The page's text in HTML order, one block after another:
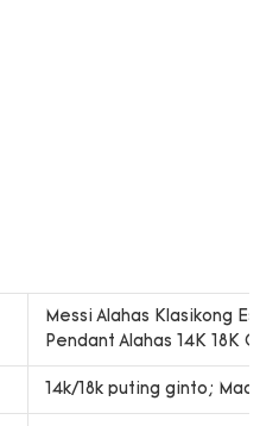
Messi Alahas Klasikong
Pendant Alahas 14K 18K
14k/18k puting ginto;